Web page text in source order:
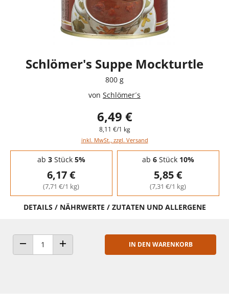
Schlömer's Suppe Mockturtle
800 g
von Schlömer´s
6,49 €
8,11 €/1 kg
inkl. MwSt., zzgl. Versand
Staffelpreise - Mengenrabatt
ab 3Stück 5%
6,17 €
(7,71 €/1 kg)
ab 6Stück 10%
5,85 €
(7,31 €/1 kg)
DETAILS / NÄHRWERTE / ZUTATEN UND ALLERGENE
ANZAHL VERRINGERNANZAHL ERHÖHEN
IN DEN WARENKORB